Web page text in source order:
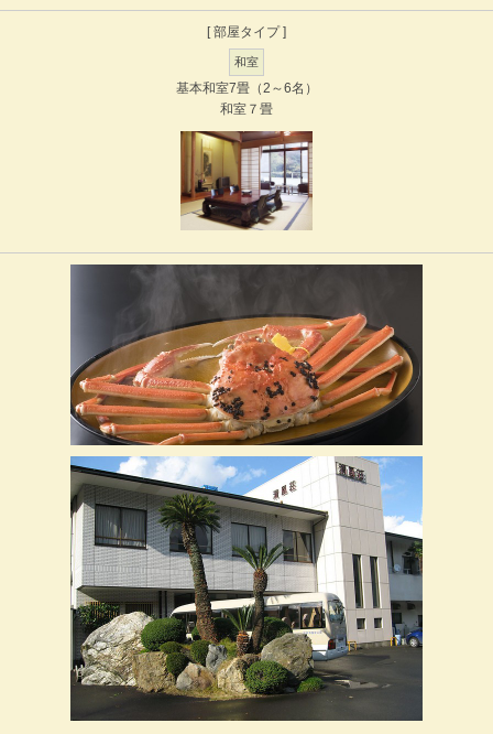
[ 部屋タイプ ]
和室
基本和室7畳（2～6名）
和室７畳